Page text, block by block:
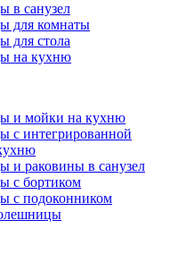
в санузел
для комнаты
для стола
на кухню
и мойки на кухню
с интегрированной
и раковины в санузел
с бортиком
с подоконником